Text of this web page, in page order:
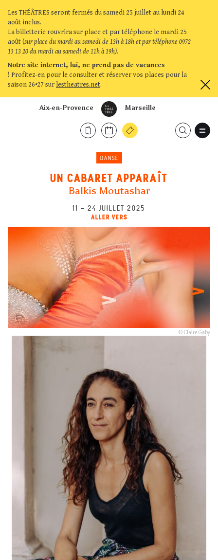
Les THÉÂTRES seront fermés du samedi 25 juillet au lundi 24
août inclus.
La billetterie rouvrira sur place et par téléphone le mardi 25
août (sur place du mardi au samedi de 13h à 18h et par téléphone 0972
13 13 20 du mardi au samedi de 11h à 19h).
Notre site internet, lui, ne prend pas de vacances
! Profitez-en pour le consulter et réserver vos places pour la
saison 26•27 sur lestheatres.net.
Marseille
Aix-en-Provence
DANSE
UN CABARET APPARAÎT
Balkis Moutashar
11 – 24 JUILLET 2025
ALLER VERS
© Claire Gaby